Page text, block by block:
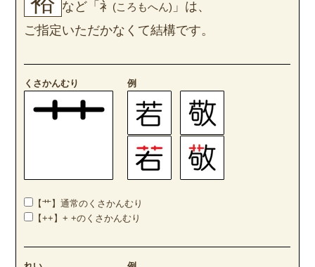
など「衤 (ころもへん) 」は、
ご指定いただかなくて結構です。
くさかんむり 例
【艹】通常のくさかんむり
【++】+ +のくさかんむり